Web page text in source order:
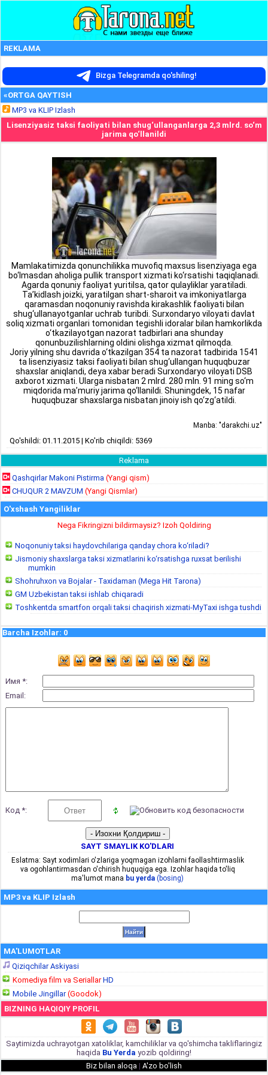
REKLAMA
Bizga Telegramda qo'shiling!
«ORTGA QAYTISH
MP3 va KLIP Izlash
Lisenziyasiz taksi faoliyati bilan shug‘ullanganlarga 2,3 mlrd. so‘m
jarima qo‘llanildi
Mamlakatimizda qonunchilikka muvofiq maxsus lisenziyaga ega
bo‘lmasdan aholiga pullik transport xizmati ko‘rsatishi taqiqlanadi.
Agarda qonuniy faoliyat yuritilsa, qator qulayliklar yaratiladi.
Ta’kidlash joizki, yaratilgan shart-sharoit va imkoniyatlarga
qaramasdan noqonuniy ravishda kirakashlik faoliyati bilan
shug‘ullanayotganlar uchrab turibdi. Surxondaryo viloyati davlat
soliq xizmati organlari tomonidan tegishli idoralar bilan hamkorlikda
o‘tkazilayotgan nazorat tadbirlari ana shunday
qonunbuzilishlarning oldini olishga xizmat qilmoqda.
Joriy yilning shu davrida o‘tkazilgan 354 ta nazorat tadbirida 1541
ta lisenziyasiz taksi faoliyati bilan shug‘ullangan huquqbuzar
shaxslar aniqlandi, deya xabar beradi Surxondaryo viloyati DSB
axborot xizmati. Ularga nisbatan 2 mlrd. 280 mln. 91 ming so‘m
miqdorida ma’muriy jarima qo‘llanildi. Shuningdek, 15 nafar
huquqbuzar shaxslarga nisbatan jinoiy ish qo‘zg‘atildi.
Manba: "darakchi.uz"
Qo'shildi: 01.11.2015 | Ko'rib chiqildi: 5369
Reklama
Qashqirlar Makoni Pistirma (Yangi qism)
CHUQUR 2 MAVZUM (Yangi Qismlar)
O'xshash Yangiliklar
Nega Fikringizni bildirmaysiz? Izoh Qoldiring
Noqonuniy taksi haydovchilariga qanday chora ko‘riladi?
Jismoniy shaxslarga taksi xizmatlarini ko‘rsatishga ruxsat berilishi
mumkin
Shohruhxon va Bojalar - Taxidaman (Mega Hit Tarona)
GM Uzbekistan taksi ishlab chiqaradi
Toshkentda smartfon orqali taksi chaqirish xizmati-MyTaxi ishga tushdi
Barcha Izohlar: 0
Имя *:
Email:
Код *:
SAYT SMAYLIK KO'DLARI
Eslatma: Sayt xodimlari o'zlariga yoqmagan izohlarni faollashtirmaslik
va ogohlantirmasdan o'chirish huquqiga ega. Izohlar haqida to'liq
ma'lumot mana bu yerda (bosing)
MP3 va KLIP Izlash
MA'LUMOTLAR
Qiziqchilar Askiyasi
Komediya film va SeriallarHD
Mobile Jingillar(Goodok)
BIZNING HAQIQIY PROFIL
Saytimizda uchrayotgan xatoliklar, kamchiliklar va qo'shimcha takliflaringiz
haqida Bu Yerda yozib qoldiring!
Biz bilan aloqa | A'zo bo'lish